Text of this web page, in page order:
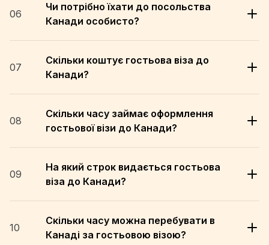
06
Чи потрібно їхати до посольства
Канади особисто?
07
Скільки коштує гостьова віза до
Канади?
08
Скільки часу займає оформлення
гостьової візи до Канади?
09
На який строк видається гостьова
віза до Канади?
10
Скільки часу можна перебувати в
Канаді за гостьовою візою?